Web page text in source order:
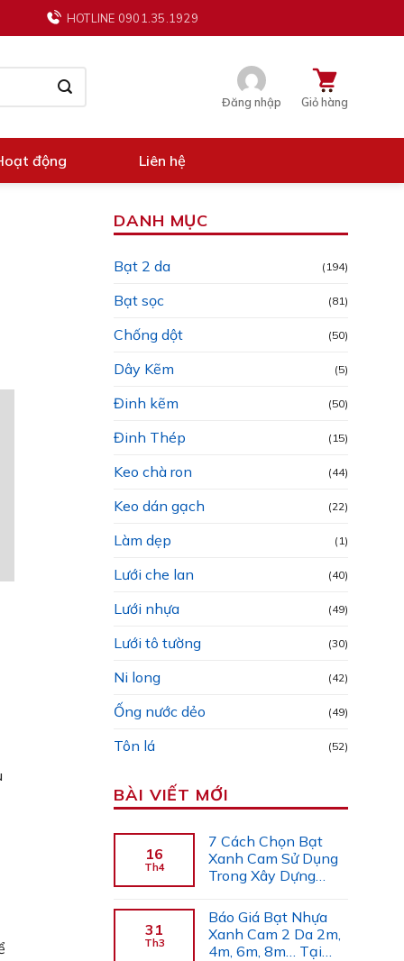
HOTLINE 0901.35.1929
Đăng nhập Giỏ hàng
động Liên hệ
DANH MỤC
Bạt 2 da (194)
Bạt sọc (81)
Chống dột (50)
Dây Kẽm (5)
Đinh kẽm (50)
Đinh Thép (15)
Keo chà ron (44)
Keo dán gạch (22)
Làm dẹp (1)
Lưới che lan (40)
Lưới nhựa (49)
Lưới tô tường (30)
Ni long (42)
Ống nước dẻo (49)
Tôn lá (52)
BÀI VIẾT MỚI
16
Th4
7 Cách Chọn Bạt
Xanh Cam Sử Dụng
Trong Xây Dựng
31
Th3
Báo Giá Bạt Nhựa
Xanh Cam 2 Da 2m,
4m, 6m, 8m… Tại